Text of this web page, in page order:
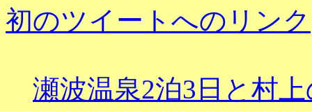
初のツイートへのリンク
瀬波温泉2泊3日と村